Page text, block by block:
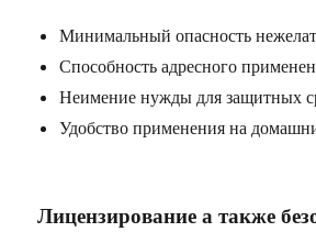
Минимальный опасность
Способность адресного
Неимение нужды для защитных
Удобство применения на
Лицензирование а также